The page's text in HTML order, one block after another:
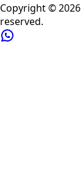
Copyright ©2026
reserved.